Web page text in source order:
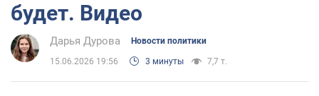
будет. Видео
Дарья Дурова Новости политики
15.06.2026 19:56 3 минуты 7,7 т.